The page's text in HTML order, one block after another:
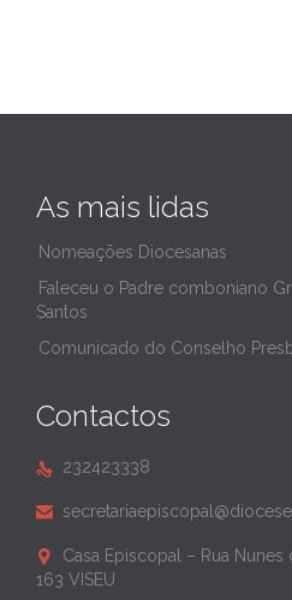
As mais lidas
Nomeações Diocesanas
Faleceu o Padre comboniano
Santos
Comunicado do Conselho
Contactos
 232423338


Casa Episcopal – Rua
163 VISEU